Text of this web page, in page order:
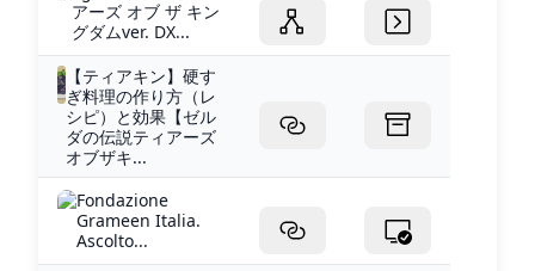
アーズ オブ ザ キン
グダムver. DX...
【ティアキン】硬す
ぎ料理の作り方（レ
シピ）と効果【ゼル
ダの伝説ティアーズ
オブザキ...
Fondazione
Grameen Italia.
Ascolto...